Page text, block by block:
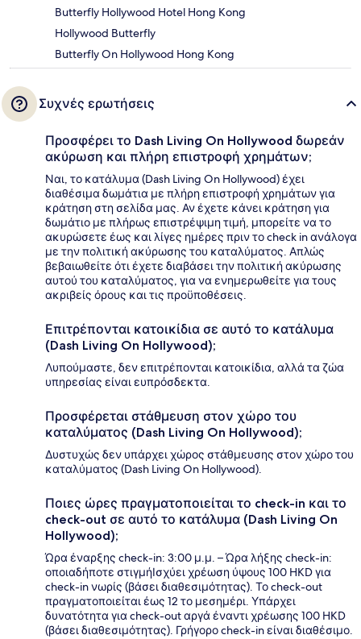
Butterfly Hollywood Hotel Hong Kong
Hollywood Butterfly
Butterfly On Hollywood Hong Kong
Συχνές ερωτήσεις
Προσφέρει το Dash Living On Hollywood δωρεάν
ακύρωση και πλήρη επιστροφή χρημάτων;
Ναι, το κατάλυμα (Dash Living On Hollywood) έχει
διαθέσιμα δωμάτια με πλήρη επιστροφή χρημάτων για
κράτηση στη σελίδα μας. Αν έχετε κάνει κράτηση για
δωμάτιο με πλήρως επιστρέψιμη τιμή, μπορείτε να το
ακυρώσετε έως και λίγες ημέρες πριν το check in ανάλογα
με την πολιτική ακύρωσης του καταλύματος. Απλώς
βεβαιωθείτε ότι έχετε διαβάσει την πολιτική ακύρωσης
αυτού του καταλύματος, για να ενημερωθείτε για τους
ακριβείς όρους και τις προϋποθέσεις.
Επιτρέπονται κατοικίδια σε αυτό το κατάλυμα
(Dash Living On Hollywood);
Λυπούμαστε, δεν επιτρέπονται κατοικίδια, αλλά τα ζώα
υπηρεσίας είναι ευπρόσδεκτα.
Προσφέρεται στάθμευση στον χώρο του
καταλύματος (Dash Living On Hollywood);
Δυστυχώς δεν υπάρχει χώρος στάθμευσης στον χώρο του
καταλύματος (Dash Living On Hollywood).
Ποιες ώρες πραγματοποιείται το check-in και το
check-out σε αυτό το κατάλυμα (Dash Living On
Hollywood);
Ώρα έναρξης check-in: 3:00 μ.μ. – Ώρα λήξης check-in:
οποιαδήποτε στιγμήΙσχύει χρέωση ύψους 100 HKD για
check-in νωρίς (βάσει διαθεσιμότητας). Το check-out
πραγματοποιείται έως 12 το μεσημέρι. Υπάρχει
δυνατότητα για check-out αργά έναντι χρέωσης 100 HKD
(βάσει διαθεσιμότητας). Γρήγορο check-in είναι διαθέσιμο.